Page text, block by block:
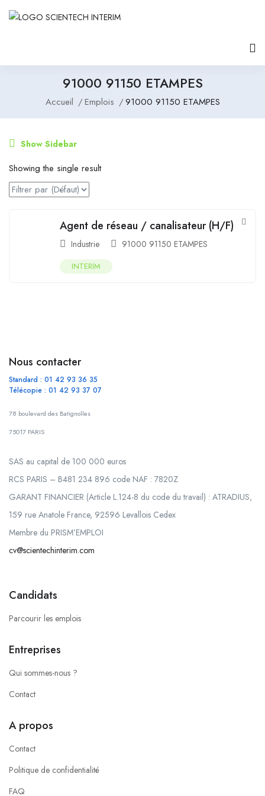
91000 91150 ETAMPES
Accueil Emplois 91000 91150 ETAMPES
Show Sidebar
Showing the single result
Agent de réseau / canalisateur (H/F)
Industrie 91000 91150 ETAMPES
INTERIM
Nous contacter
Standard : 01 42 93 36 35
Télécopie : 01 42 93 37 07
78 boulevard des Batignolles
75017 PARIS
SAS au capital de 100 000 euros
RCS PARIS – B481 234 896 code NAF : 7820Z
GARANT FINANCIER (Article L.124-8 du code du travail) : ATRADIUS,
159 rue Anatole France, 92596 Levallois Cedex
Membre du PRISM’EMPLOI
cv@scientechinterim.com
Candidats
Parcourir les emplois
Entreprises
Qui sommes-nous ?
Contact
A propos
Contact
Politique de confidentialité
FAQ